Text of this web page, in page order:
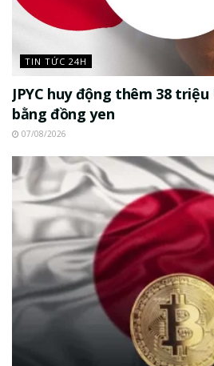
TIN TỨC 24H
JPYC huy động thêm 38
bằng đồng yen
07/08/2026